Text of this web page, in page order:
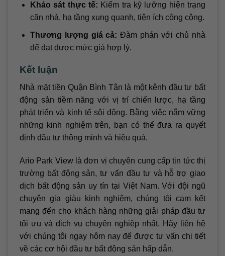
Khảo sát thực tế: Kiểm tra kỹ lưỡng hiện trạng
căn nhà, hạ tầng xung quanh, tiện ích công cộng.
Thương lượng giá cả: Đàm phán với chủ nhà
để đạt được mức giá hợp lý.
Kết luận
Nhà mặt tiền Quận Bình Tân là một kênh đầu tư bất
động sản tiềm năng với vị trí chiến lược, hạ tầng
phát triển và kinh tế sôi động. Bằng việc nắm vững
những kinh nghiệm trên, bạn có thể đưa ra quyết
định đầu tư thông minh và hiệu quả.
Ario Park View là đơn vị chuyên cung cấp tin tức thị
trường bất động sản, tư vấn đầu tư và hỗ trợ giao
dịch bất động sản uy tín tại Việt Nam. Với đội ngũ
chuyên gia giàu kinh nghiệm, chúng tôi cam kết
mang đến cho khách hàng những giải pháp đầu tư
tối ưu và dịch vụ chuyên nghiệp nhất. Hãy liên hệ
với chúng tôi ngay hôm nay để được tư vấn chi tiết
về các cơ hội đầu tư bất động sản hấp dẫn.